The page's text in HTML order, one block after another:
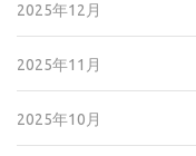
2025年12月
2025年11月
2025年10月